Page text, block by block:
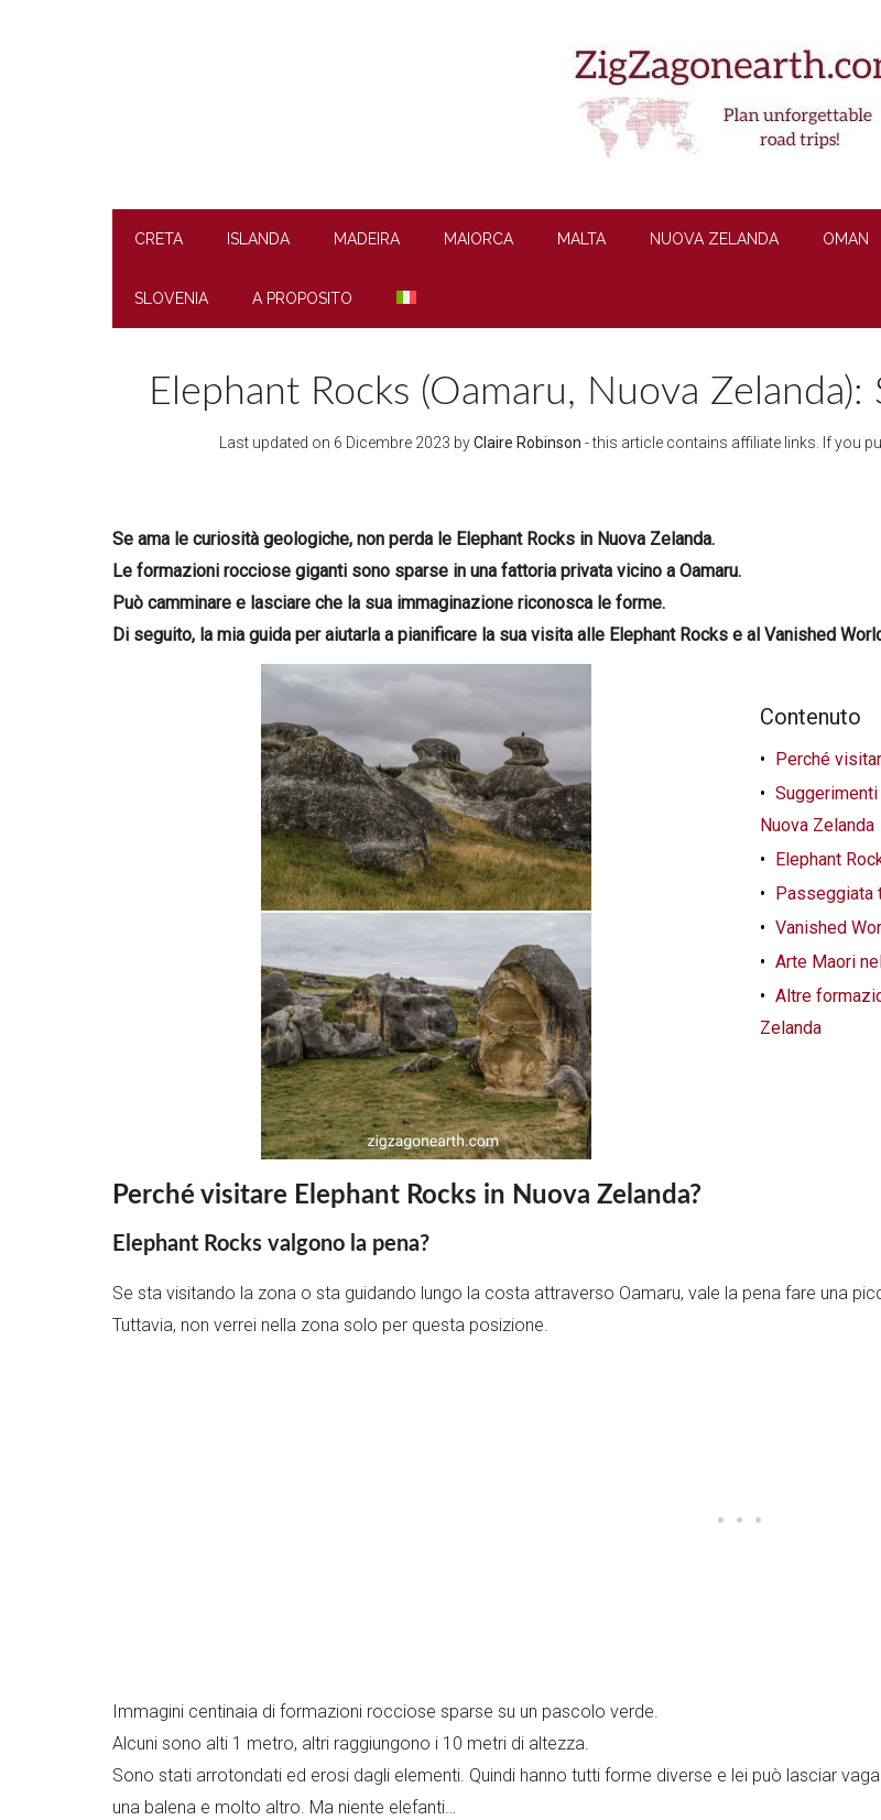
CRETA ISLANDA MADEIRA MAIORCA MALTA NUOVA ZELANDA OMAN
SLOVENIA A PROPOSITO
Elephant Rocks (Oamaru, Nuova
Last updated on 6 Dicembre 2023 byClaire Robinson - this article contains affiliate links. If you
Se ama le curiosità geologiche, non perda le Elephant Rocks in Nuova Zelanda.
Le formazioni rocciose giganti sono sparse in una fattoria privata vicino a Oamaru.
Può camminare e lasciare che la sua immaginazione riconosca le forme.
Di seguito, la mia guida per aiutarla a pianificare la sua visita alle Elephant Rocks e al Vanished
Contenuto
Perché
Nuova Zelanda
Elephant
Passeggiata
Vanished
Arte Maori
Altre
Zelanda
Perché visitare Elephant Rocks in Nuova Zelanda?
Elephant Rocks valgono la pena?
Se sta visitando la zona o sta guidando lungo la costa attraverso Oamaru, vale la pena fare una
Tuttavia, non verrei nella zona solo per questa posizione.
Immagini centinaia di formazioni rocciose sparse su un pascolo verde.
Alcuni sono alti 1 metro, altri raggiungono i 10 metri di altezza.
Sono stati arrotondati ed erosi dagli elementi. Quindi hanno tutti forme diverse e lei può lasciar
una balena e molto altro. Ma niente elefanti…